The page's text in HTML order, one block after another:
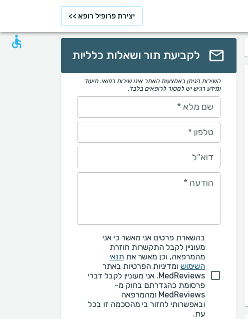
יצירת פרופיל רופא >>
לקביעת תור ושאלות כלליות
השירות הניתן באמצעות האתר אינו שירות רפואי. תיעוד
ומידע רגיש יש למסור לרופאים בלבד.
שם מלא *
טלפון *
דוא"ל
הודעה *
בהשארת פרטים אני מאשר כי אני
מעוניין לקבל התקשרות חוזרת
מהמרפאה, וכן מאשר אתתנאי
השימוש ומדיניות הפרטיות באתר
MedReviews. אני מעוניין לקבל דברי
פרסומת כהגדרתם בחוק מ-
MedReviews ומהמרפאה
ובאפשרותי לחזור בי מהסכמה זו בכל
עת.